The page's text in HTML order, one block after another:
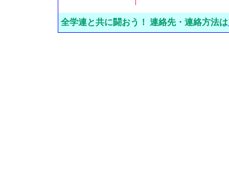
全学連と共に闘おう！ 連絡先・連絡方法は